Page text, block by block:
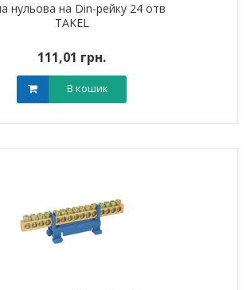
нульова на Din-рейку 24 отв
TAKEL
111,01 грн.
В кошик